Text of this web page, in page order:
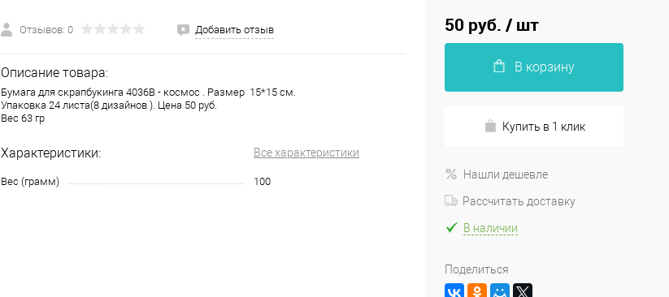
Отзывов: 0 Добавить отзыв
Описание товара:
Бумага для скрапбукинга 4036В - космос . Размер 15*15 см.
Упаковка 24 листа(8 дизайнов ). Цена 50 руб.
Вес 63 гр
Характеристики: Все характеристики
Вес (грамм) 100
50 руб. / шт
В корзину
Купить в 1 клик
Нашли дешевле
Рассчитать доставку
В наличии
Поделиться